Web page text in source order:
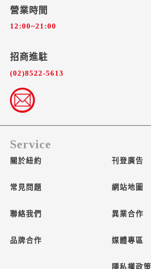
營業時間
12:00~21:00
招商進駐​
(02)8522-5613
Service
關於紐約
常見問題
聯絡我們
品牌合作
刊登廣告
網站地圖
異業合作
媒體專區
隱私權政策